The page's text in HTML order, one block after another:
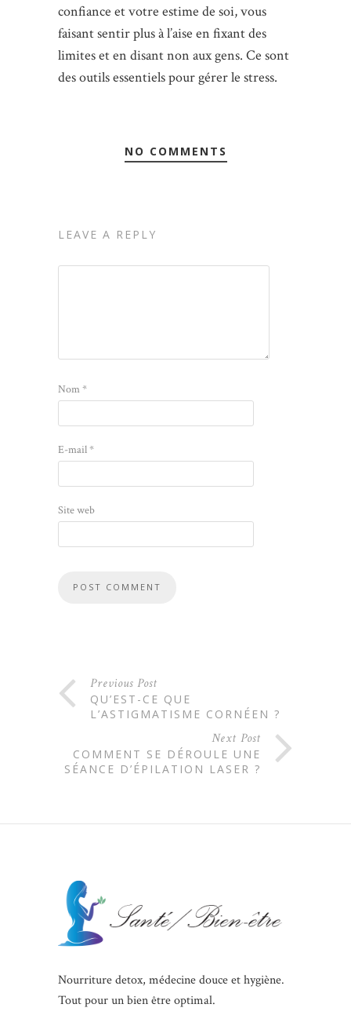
confiance et votre estime de soi, vous
faisant sentir plus à l’aise en fixant des
limites et en disant non aux gens. Ce sont
des outils essentiels pour gérer le stress.
NO COMMENTS
LEAVE A REPLY
Nom*
E-mail*
Site web
Previous Post
QU’EST-CE QUE
L’ASTIGMATISME CORNÉEN ?
Next Post
COMMENT SE DÉROULE UNE
SÉANCE D’ÉPILATION LASER ?
Nourriture detox, médecine douce et hygiène.
Tout pour un bien être optimal.